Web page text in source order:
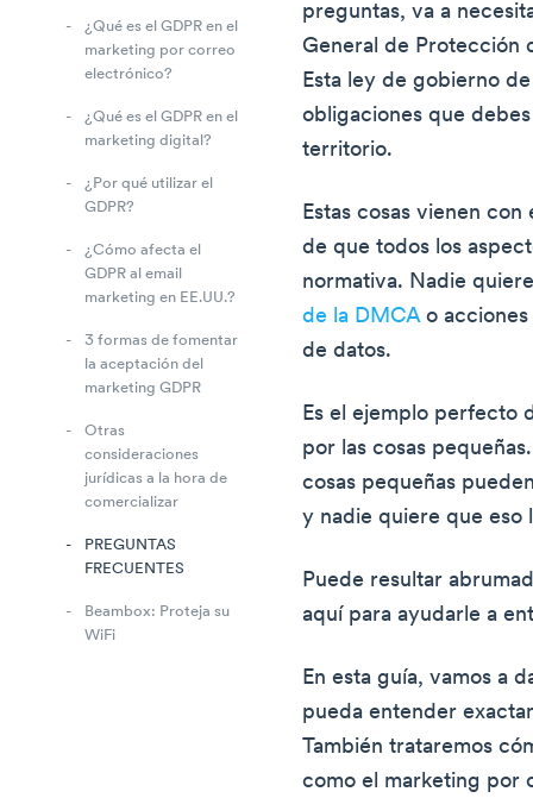
¿Qué es el GDPR en el
marketing por correo
electrónico?
¿Qué es el GDPR en el
marketing digital?
¿Por qué utilizar el
GDPR?
¿Cómo afecta el
GDPR al email
marketing en EE.UU.?
3 formas de fomentar
la aceptación del
marketing GDPR
Otras
consideraciones
jurídicas a la hora de
comercializar
PREGUNTAS
FRECUENTES
Beambox: Proteja su
WiFi
preguntas, va a
General de Protección
Esta ley de gobierno
obligaciones que
territorio.
Estas cosas vienen
de que todos los
normativa. Nadie
de la DMCAo acciones
de datos.
Es el ejemplo perfecto
por las cosas
cosas pequeñas
y nadie quiere que eso
Puede resultar
aquí para ayudarle a
En esta guía, vamos a
pueda entender
También trataremos
como el marketing por